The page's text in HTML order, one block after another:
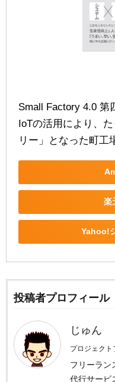
Small Factory 4.0 第
IоTの活用により、
リー」となった町工
楽
Yahoo!
投稿者プロフィール
じゅん
プロジェクト
フリーラン
代行サービ